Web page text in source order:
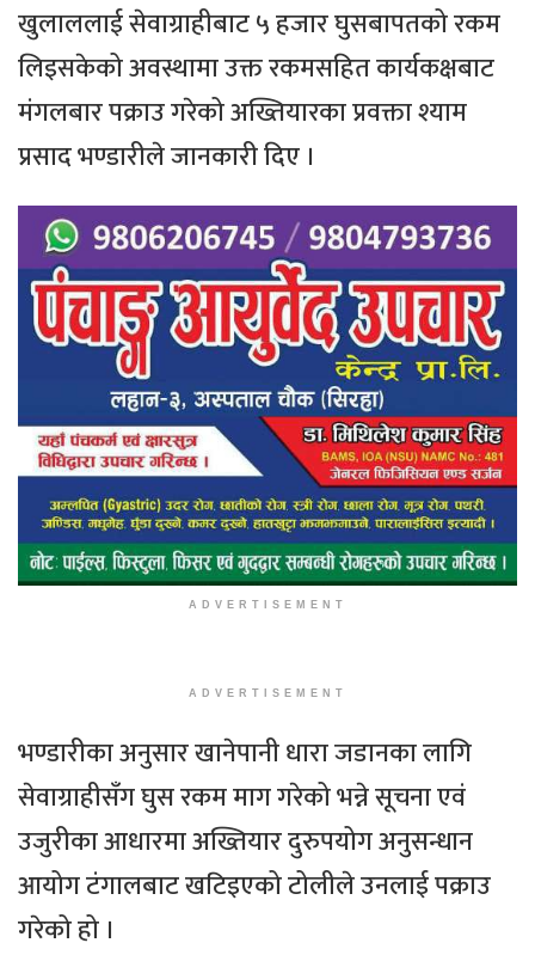
खुलाललाई सेवाग्राहीबाट ५ हजार घुसबापतको रकम
लिइसकेको अवस्थामा उक्त रकमसहित कार्यकक्षबाट
मंगलबार पक्राउ गरेको अख्तियारका प्रवक्ता श्याम
प्रसाद भण्डारीले जानकारी दिए ।
ADVERTISEMENT
ADVERTISEMENT
भण्डारीका अनुसार खानेपानी धारा जडानका लागि
सेवाग्राहीसँग घुस रकम माग गरेको भन्ने सूचना एवं
उजुरीका आधारमा अख्तियार दुरुपयोग अनुसन्धान
आयोग टंगालबाट खटिइएको टोलीले उनलाई पक्राउ
गरेको हो ।